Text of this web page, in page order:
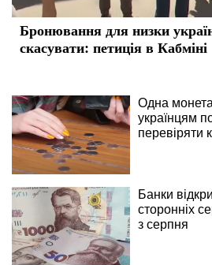
Бронювання для низки
скасувати: петиція в Кабміні
Одна
українцям
перевіряти
Банки
сторонніх
з серпня